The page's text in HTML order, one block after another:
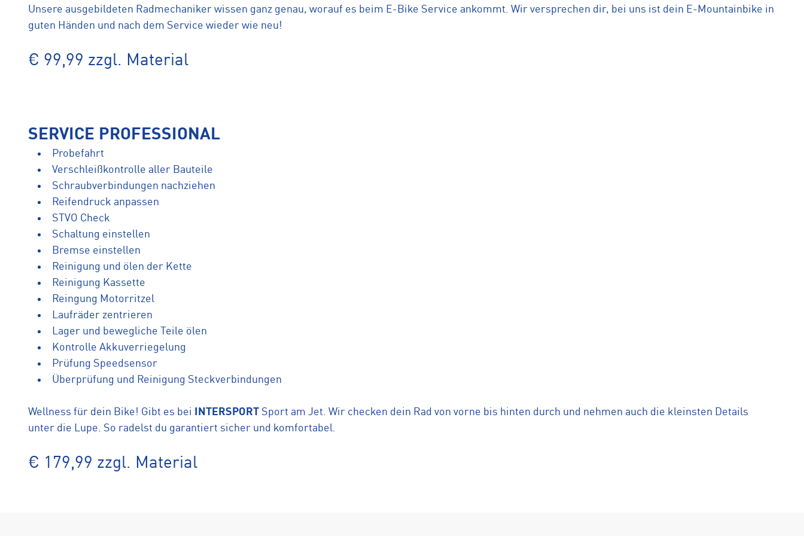
Unsere ausgebildeten Radmechaniker wissen ganz genau, worauf es beim E-Bike Service ankommt. Wir versprechen dir, bei uns ist dein E-Mountainbike in
guten Händen und nach dem Service wieder wie neu!
€ 99,99 zzgl. Material
SERVICE PROFESSIONAL
Probefahrt
Verschleißkontrolle aller Bauteile
Schraubverbindungen nachziehen
Reifendruck anpassen
STVO Check
Schaltung einstellen
Bremse einstellen
Reinigung und ölen der Kette
Reinigung Kassette
Reingung Motorritzel
Laufräder zentrieren
Lager und bewegliche Teile ölen
Kontrolle Akkuverriegelung
Prüfung Speedsensor
Überprüfung und Reinigung Steckverbindungen
Wellness für dein Bike! Gibt es bei INTERSPORT Sport am Jet. Wir checken dein Rad von vorne bis hinten durch und nehmen auch die kleinsten Details
unter die Lupe. So radelst du garantiert sicher und komfortabel.
€ 179,99 zzgl. Material